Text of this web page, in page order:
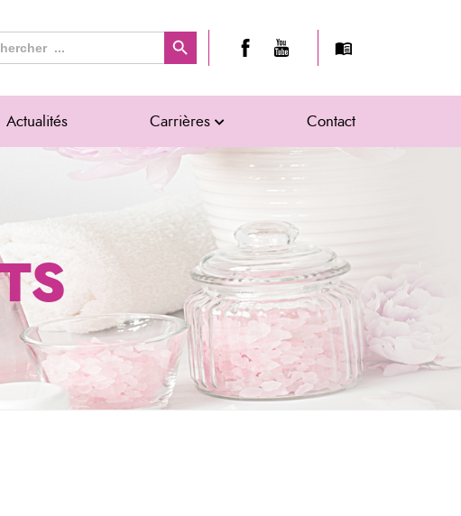
Search Button
Actualités Carrières Contact